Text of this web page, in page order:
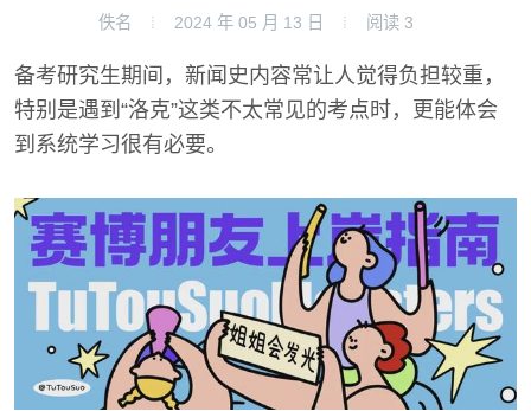
佚名 2024 年 05 月 13 日 阅读 3
备考研究生期间，新闻史内容常让人觉得负担较重，
特别是遇到“洛克”这类不太常见的考点时，更能体会
到系统学习很有必要。